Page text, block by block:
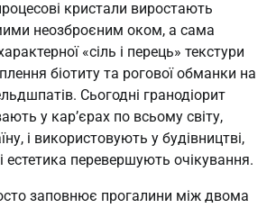
кристали виростають
неозброєним оком, а сама
«сіль і перець» текстури
біотиту та рогової обманки на
Сьогодні гранодіорит
у кар’єрах по всьому світу,
і використовують у будівництві,
естетика перевершують очікування.
заповнює прогалини між двома